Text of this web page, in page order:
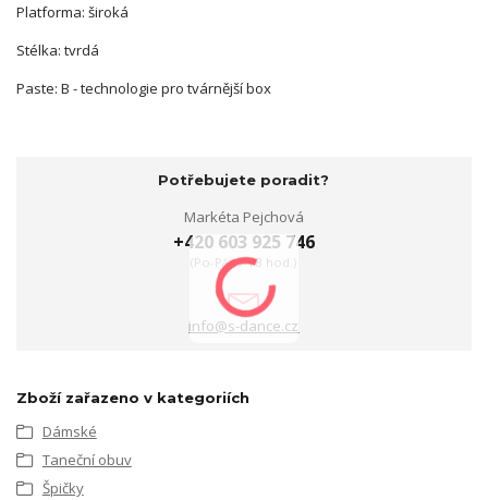
Platforma: široká
Stélka: tvrdá
Paste: B - technologie pro tvárnější box
Potřebujete poradit?
Markéta Pejchová
+420 603 925 746
(Po-Pá, 9-18 hod.)
info@s-dance.cz
Zboží zařazeno v kategoriích
Dámské
Taneční obuv
Špičky